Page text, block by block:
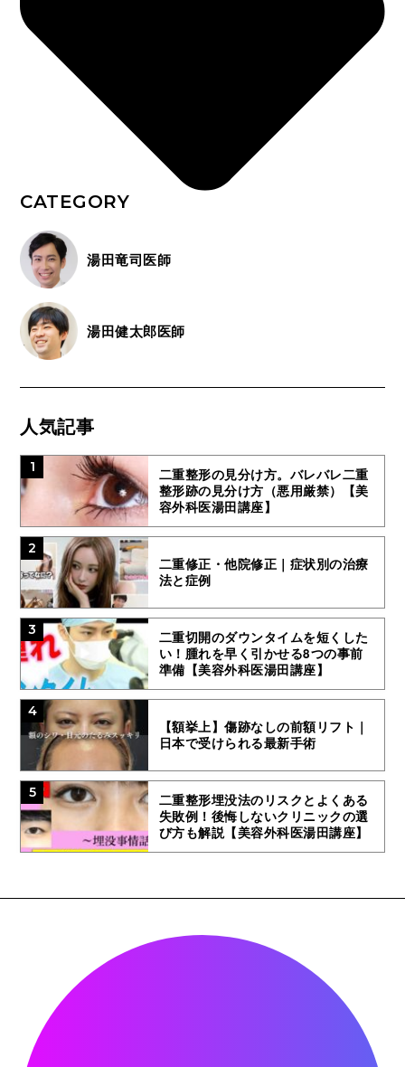
CATEGORY
湯田竜司医師
湯田健太郎医師
人気記事
1
二重整形の見分け方。バレバレ二重
整形跡の見分け方（悪用厳禁）【美
容外科医湯田講座】
2
二重修正・他院修正｜症状別の治療
法と症例
3
二重切開のダウンタイムを短くした
い！腫れを早く引かせる8つの事前
準備【美容外科医湯田講座】
4
【額挙上】傷跡なしの前額リフト｜
日本で受けられる最新手術
5
二重整形埋没法のリスクとよくある
失敗例！後悔しないクリニックの選
び方も解説【美容外科医湯田講座】